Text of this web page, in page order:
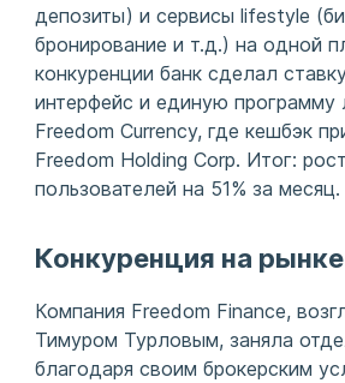
депозиты) и сервисы lifestyle
бронирование и т.д.) на одной
конкуренции банк сделал
интерфейс и единую программу
Freedom Currency, где кешбэк
Freedom Holding Corp. Итог:
пользователей на 51% за месяц.
Конкуренция на рынке
Компания Freedom Finance,
Тимуром Турловым, заняла
благодаря своим брокерским